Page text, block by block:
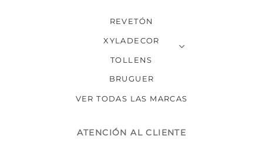
REVETÓN
XYLADECOR
TOLLENS
BRUGUER
VER TODAS LAS MARCAS
ATENCIÓN AL CLIENTE